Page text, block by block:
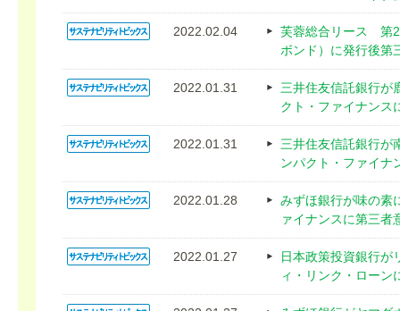
2022.02.04
芙蓉総合リース 第
ボンド）に発行後第
2022.01.31
三井住友信託銀行が
クト・ファイナンス
2022.01.31
三井住友信託銀行が
ンパクト・ファイナ
2022.01.28
みずほ銀行が味の素
ァイナンスに第三者
2022.01.27
日本政策投資銀行が
ィ・リンク・ローン